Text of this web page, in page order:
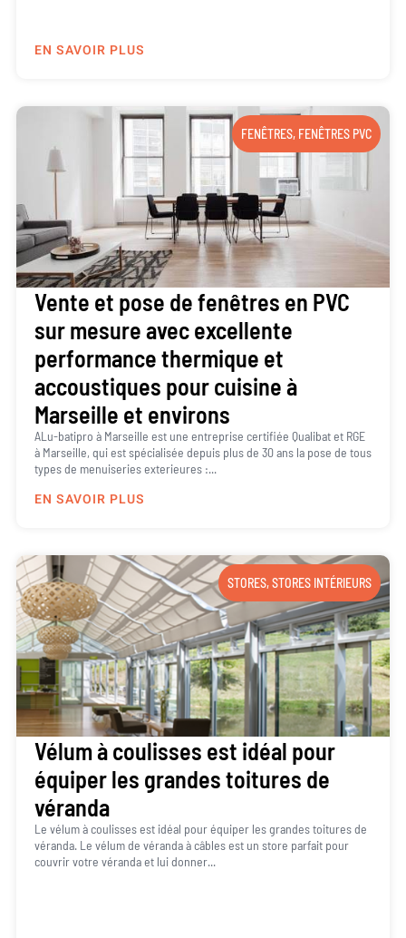
EN SAVOIR PLUS
FENÊTRES, FENÊTRES PVC
Vente et pose de fenêtres en PVC
sur mesure avec excellente
performance thermique et
accoustiques pour cuisine à
Marseille et environs
ALu-batipro à Marseille est une entreprise certifiée Qualibat et RGE
à Marseille, qui est spécialisée depuis plus de 30 ans la pose de tous
types de menuiseries exterieures :...
EN SAVOIR PLUS
STORES,STORES INTÉRIEURS
Vélum à coulisses est idéal pour
équiper les grandes toitures de
véranda
Le vélum à coulisses est idéal pour équiper les grandes toitures de
véranda. Le vélum de véranda à câbles est un store parfait pour
couvrir votre véranda et lui donner...